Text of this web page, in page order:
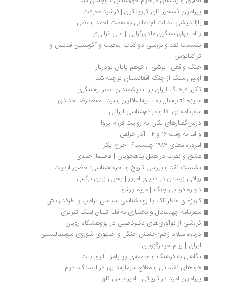
پیرامون تسخیر نان کروپتکین | فرشید معرفت
بازاندیشی عدالت اجتماعی به همت احمد واعظی
و اما بهای سنگین مادی‌گرایی | علی غزالی‌فر
تراکتاتوس
جنگ واقعی | برشی از توهم پایان بودریار
اولین سنگ از جنگ افغانستان ترجمه شد
تأثیر فرهنگ ایران بر اندیشمندان عصر روشنگری
جایزه کتاب‌سال به تنبیه‌الغافلین رسید | محمدرضا حدادی
سفرنامه زن آقا و مردم‌شناسی ایرانی
درس‌گفتارهای لکان به روایت فرزام پروا
و اما به وقت ۱۶ و ۴ | آذر خزاعی
امروزه معنای ۱۹۸۴ چیست؟ | جرج پکر
عشق و نفرت در هتل پناهجویان | فاطیما احمدی
نشست نقد و بررسی تاریخ و آخرت‌شناسی: حضور ابدیت
رواقی زیستن در دنیای امروز | یحیی زرین نرگس
درباره قربانی جنگ | مریم ورشو
کاریزمای خطرناک یا روانشناسی سیاسی ترامپ و طرفدارانش
سفرنامه چهارمحال و بختیاری به قلم تبیان‌الملک تبریزی
گزارشی از نوآوری‌های دکترکاظمی در پژوهشگاه رویان
ای‍ران‌ | پیام حیدرقزوین
نگاهی به فرهنگ و جامعه‌ی ویلیامز | الیور بنت
هواهای نفسانی و منافع سرمایه‌داری در ایستگاه دوم
پیرامون امید در تاریکی | امیرعباس کلهر